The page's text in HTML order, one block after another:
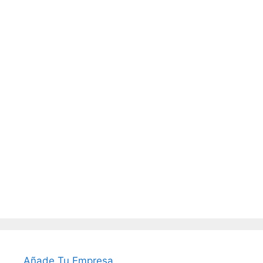
Añade Tu Empresa